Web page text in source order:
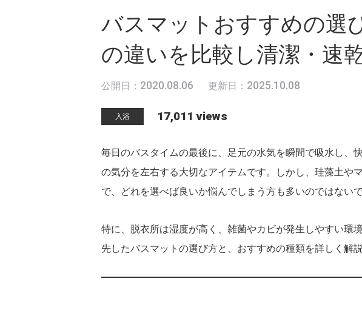
バスマットおすすめの選
の違いを比較し清潔・速
公開日： 2020.08.06 更新日： 2025.10.08
入浴 17,011 views
毎日のバスタイムの最後に、足元の水気を瞬間で吸水し、
の気分を左右する大切なアイテムです。しかし、珪藻土や
で、どれを選べば良いか悩んでしまう方も多いのではないで
特に、脱衣所は湿度が高く、雑菌やカビが発生しやすい環
先したバスマットの選び方と、おすすめの種類を詳しく解説